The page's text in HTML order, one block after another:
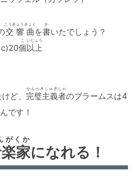
交響曲
こうきょうきょく
を書
か
いたでしょう？
個
こ
以上
いじょう
ど、 完璧主義
かんぺきしゅぎ
者
しゃ
のブラームスは4
です！
家
がくか
になれる！